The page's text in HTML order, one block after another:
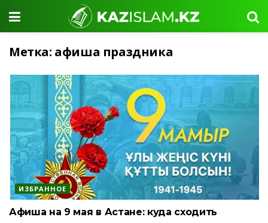
Метка: афиша праздника
ИЗБРАННОЕ
Афиша на 9 мая в Астане: куда сходить